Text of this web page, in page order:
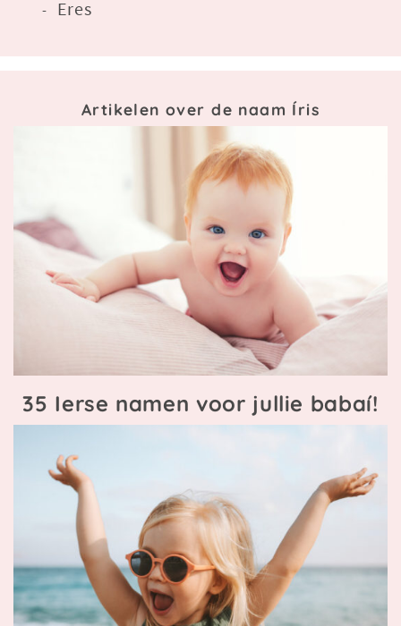
- Eres
Artikelen over de naam Íris
35 Ierse namen voor jullie babaí!